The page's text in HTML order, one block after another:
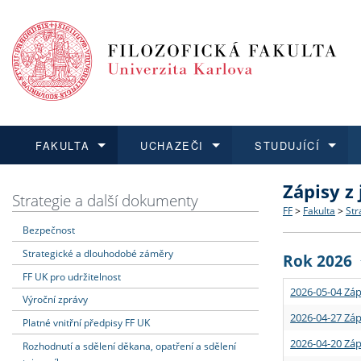
FAKULTA
Dozvědět se více
Struktura
Strategie
Podpora
UCHAZEČI
Podat přihlášku
Co
Učitelské
STUDUJÍCÍ
Dozvědět se více
Rigorózní
Dozvědět se více
O vědě a
Granty a
Dozvědět se více
Aktuální
Strategie a další dokumenty
Bezpečnost
Strategické a dlouhodobé záměry
FF UK pro udržitelnost
Výroční zprávy
Platné vnitřní předpisy FF UK
Rozhodnutí a sdělení děkana, opatření a sdělení
Zápisy
FF > Fakulta >
Rok 2026
2026-05-04
2026-04-27
2026-04-20